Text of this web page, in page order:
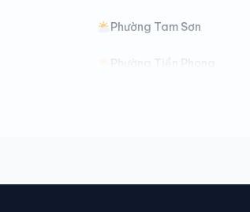
Phường Tam Sơn
Phường Tiền Phong